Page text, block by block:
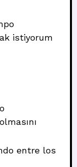
istiyorum
entre los